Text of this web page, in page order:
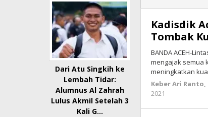
Dari Atu Singkih ke
Lembah Tidar:
Alumnus Al Zahrah
Lulus Akmil Setelah 3
Kali G…
Kadisdik
Tombak
BANDA ACEH-
mengajak semua
meningkatkan
Keber Ari Ranto,
2021